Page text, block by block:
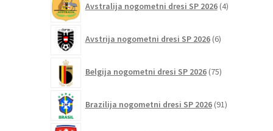
Avstralija nogometni dresi SP 2026 4izdelki
Avstrija nogometni dresi SP 2026 6izdelkov
Belgija nogometni dresi SP 2026 75izdelkov
Brazilija nogometni dresi SP 2026 91izdelkov